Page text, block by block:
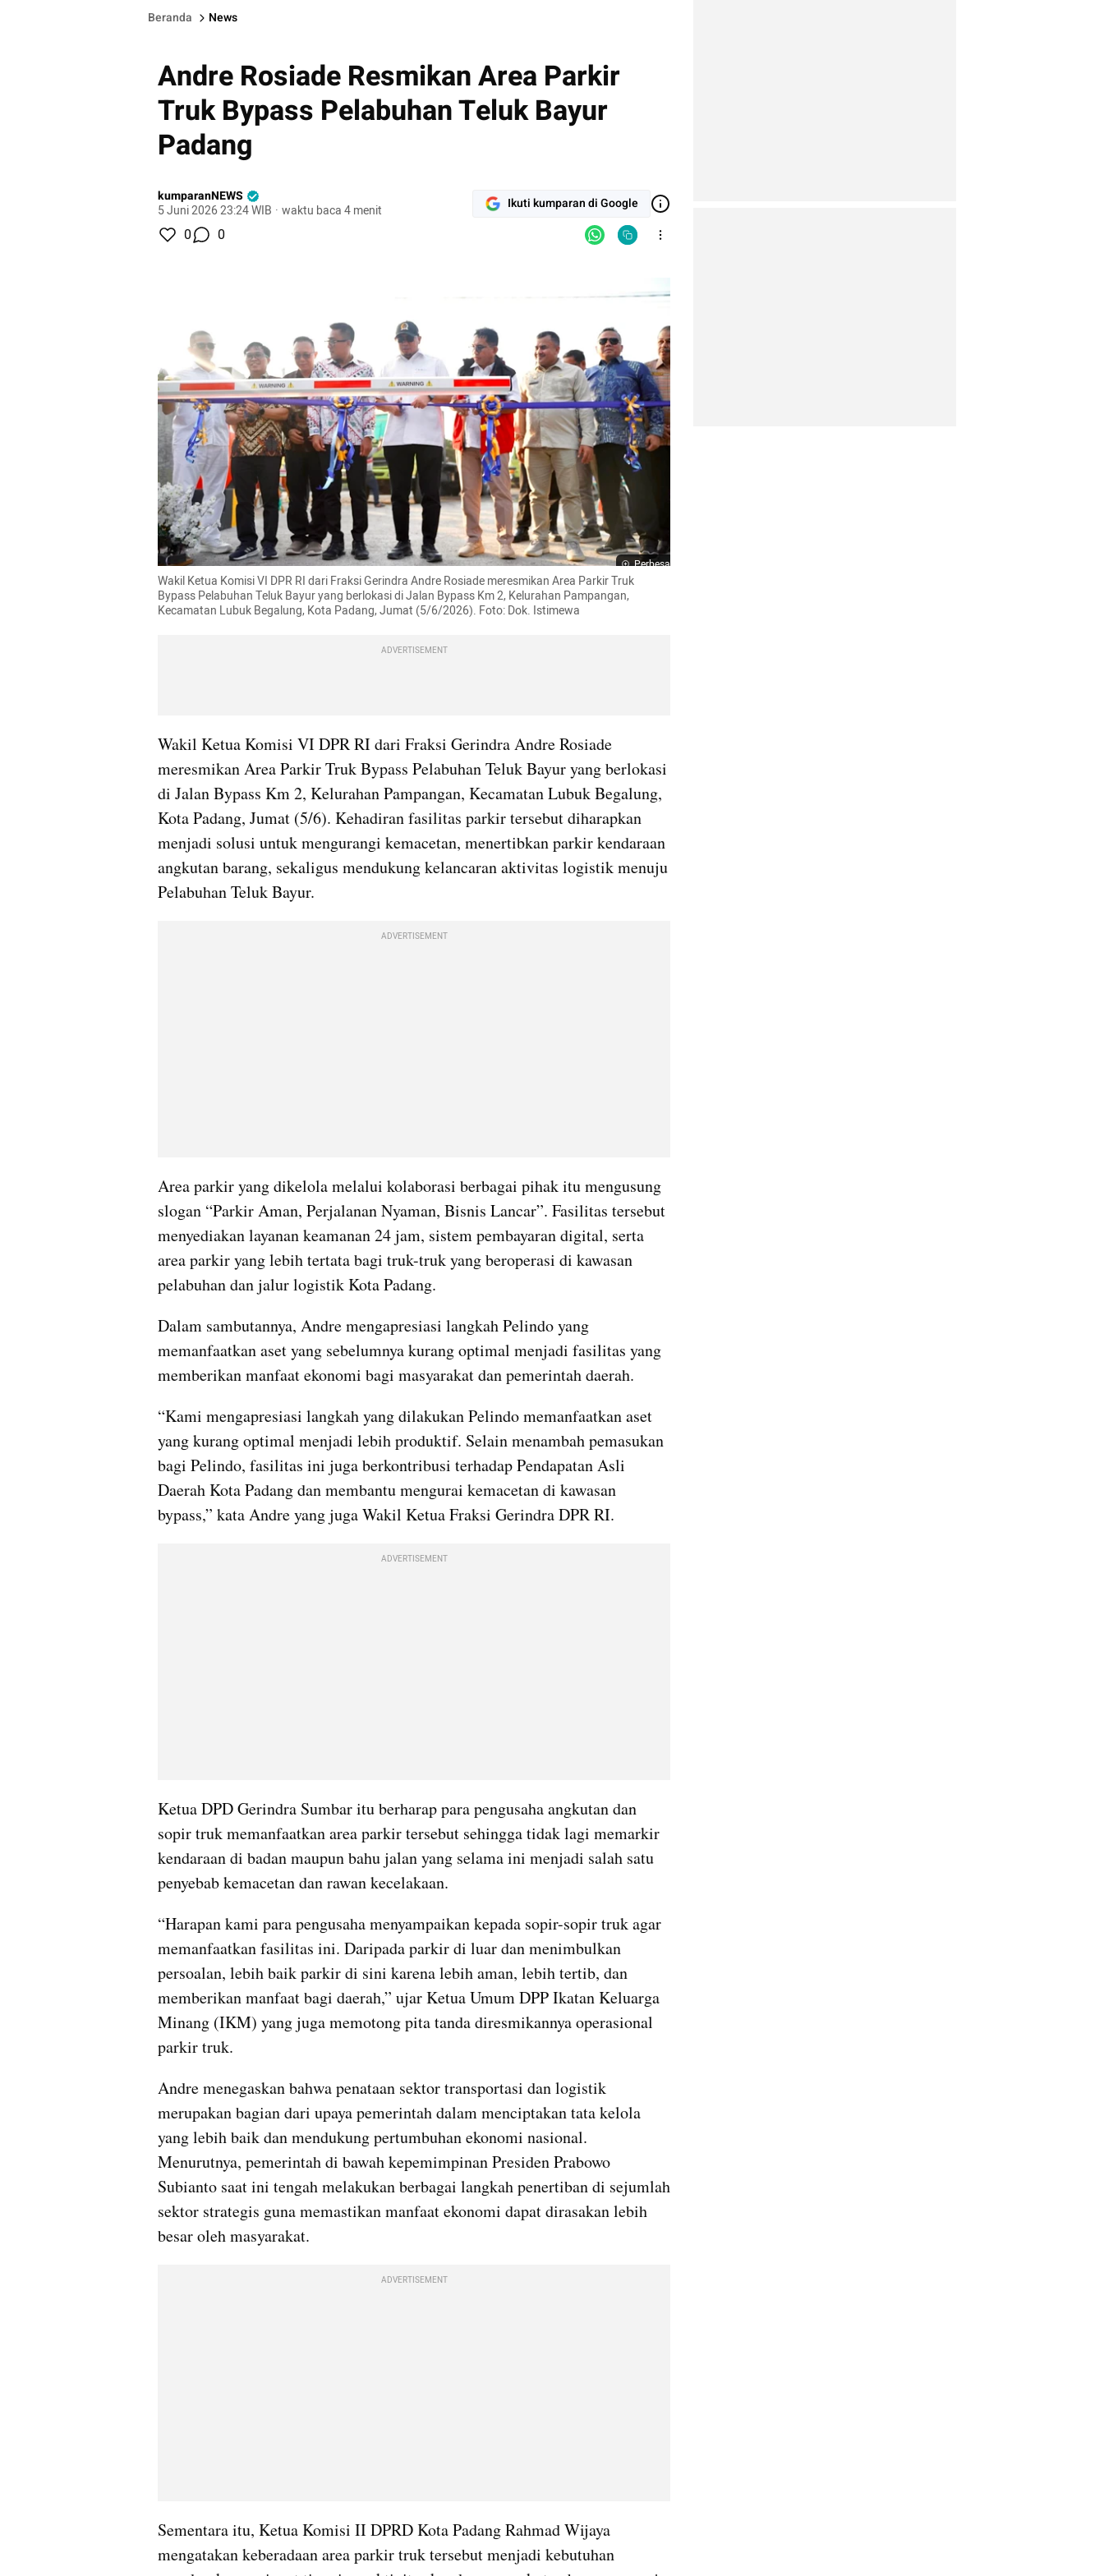
Beranda News
Andre Rosiade Resmikan Area Parkir
Truk Bypass Pelabuhan Teluk Bayur
Padang
kumparanNEWS
5 Juni 2026 23:24 WIB · waktu baca 4 menit Ikuti kumparan di Google
0 0
Perbesar
Wakil Ketua Komisi VI DPR RI dari Fraksi Gerindra Andre Rosiade meresmikan Area Parkir Truk
Bypass Pelabuhan Teluk Bayur yang berlokasi di Jalan Bypass Km 2, Kelurahan Pampangan,
Kecamatan Lubuk Begalung, Kota Padang, Jumat (5/6/2026). Foto: Dok. Istimewa
ADVERTISEMENT
Wakil Ketua Komisi VI DPR RI dari Fraksi Gerindra Andre Rosiade
meresmikan Area Parkir Truk Bypass Pelabuhan Teluk Bayur yang berlokasi
di Jalan Bypass Km 2, Kelurahan Pampangan, Kecamatan Lubuk Begalung,
Kota Padang, Jumat (5/6). Kehadiran fasilitas parkir tersebut diharapkan
menjadi solusi untuk mengurangi kemacetan, menertibkan parkir kendaraan
angkutan barang, sekaligus mendukung kelancaran aktivitas logistik menuju
Pelabuhan Teluk Bayur.
ADVERTISEMENT
Area parkir yang dikelola melalui kolaborasi berbagai pihak itu mengusung
slogan “Parkir Aman, Perjalanan Nyaman, Bisnis Lancar”. Fasilitas tersebut
menyediakan layanan keamanan 24 jam, sistem pembayaran digital, serta
area parkir yang lebih tertata bagi truk-truk yang beroperasi di kawasan
pelabuhan dan jalur logistik Kota Padang.
Dalam sambutannya, Andre mengapresiasi langkah Pelindo yang
memanfaatkan aset yang sebelumnya kurang optimal menjadi fasilitas yang
memberikan manfaat ekonomi bagi masyarakat dan pemerintah daerah.
“Kami mengapresiasi langkah yang dilakukan Pelindo memanfaatkan aset
yang kurang optimal menjadi lebih produktif. Selain menambah pemasukan
bagi Pelindo, fasilitas ini juga berkontribusi terhadap Pendapatan Asli
Daerah Kota Padang dan membantu mengurai kemacetan di kawasan
bypass,” kata Andre yang juga Wakil Ketua Fraksi Gerindra DPR RI.
ADVERTISEMENT
Ketua DPD Gerindra Sumbar itu berharap para pengusaha angkutan dan
sopir truk memanfaatkan area parkir tersebut sehingga tidak lagi memarkir
kendaraan di badan maupun bahu jalan yang selama ini menjadi salah satu
penyebab kemacetan dan rawan kecelakaan.
“Harapan kami para pengusaha menyampaikan kepada sopir-sopir truk agar
memanfaatkan fasilitas ini. Daripada parkir di luar dan menimbulkan
persoalan, lebih baik parkir di sini karena lebih aman, lebih tertib, dan
memberikan manfaat bagi daerah,” ujar Ketua Umum DPP Ikatan Keluarga
Minang (IKM) yang juga memotong pita tanda diresmikannya operasional
parkir truk.
Andre menegaskan bahwa penataan sektor transportasi dan logistik
merupakan bagian dari upaya pemerintah dalam menciptakan tata kelola
yang lebih baik dan mendukung pertumbuhan ekonomi nasional.
Menurutnya, pemerintah di bawah kepemimpinan Presiden Prabowo
Subianto saat ini tengah melakukan berbagai langkah penertiban di sejumlah
sektor strategis guna memastikan manfaat ekonomi dapat dirasakan lebih
besar oleh masyarakat.
ADVERTISEMENT
Sementara itu, Ketua Komisi II DPRD Kota Padang Rahmad Wijaya
mengatakan keberadaan area parkir truk tersebut menjadi kebutuhan